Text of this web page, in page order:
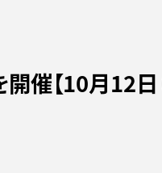
【10月12日（